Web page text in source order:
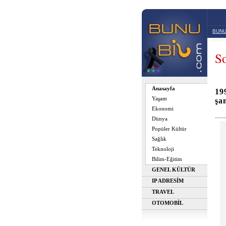
Anasayfa
Yaşam
Ekonomi
Dünya
Popüler Kültür
Sağlık
Teknoloji
Bilim-Eğitim
GENEL KÜLTÜR
IP ADRESİM
TRAVEL
OTOMOBİL